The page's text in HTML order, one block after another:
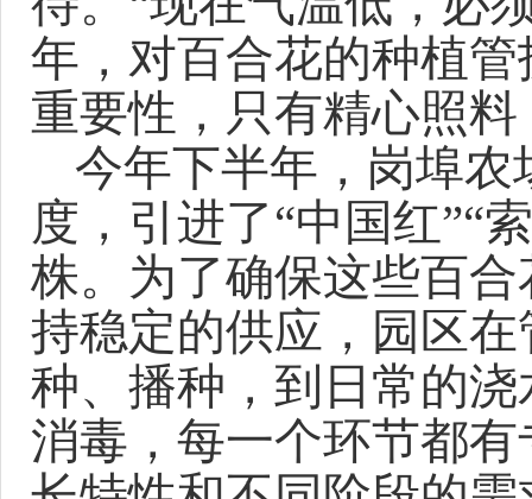
年，对百合花的种植
重要性，只有精心照
今年下半年，岗埠
度，引进了“中国红”“
株。为了确保这些百
持稳定的供应，园区
种、播种，到日常的
消毒，每一个环节都